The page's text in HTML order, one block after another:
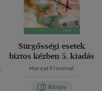
Sürgősségi esetek
biztos kézben 5. kiadás
Marcel Frimmel
Könyv